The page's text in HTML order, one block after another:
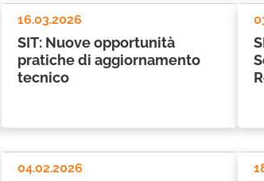
16.03.2026
SIT: Nuove opportunità
pratiche di aggiornamento
tecnico
04.02.2026